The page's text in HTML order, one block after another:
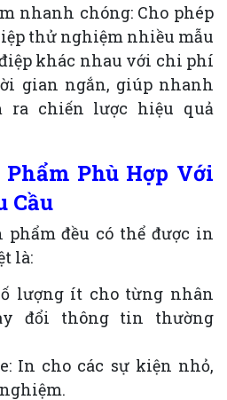
nhanh chóng: Cho phép
thử nghiệm nhiều mẫu
khác nhau với chi phí
gian ngắn, giúp nhanh
ra chiến lược hiệu quả
Phù Hợp Với
Cầu
phẩm đều có thể được in
là:
lượng ít cho từng nhân
đổi thông tin thường
In cho các sự kiện nhỏ,